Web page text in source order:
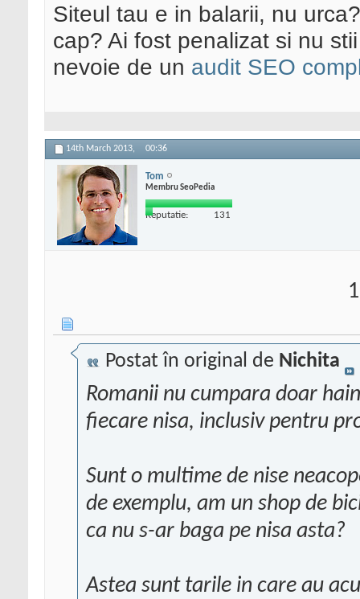
Siteul tau e in balarii, nu
cap? Ai fost penalizat si nu
nevoie de un audit SEO
14th March 2013, 00:36
Tom
Membru SeoPedia
Reputatie: 131
Postat în original de Nichita
Romanii nu cumpara doar
fiecare nisa, inclusiv pentru
Sunt o multime de nise
de exemplu, am un shop de
ca nu s-ar baga pe nisa asta?
Astea sunt tarile in care au